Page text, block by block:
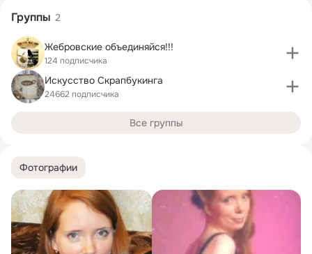
Фотографии
Группы 2
Жебровские объединяйся!!!
124 подписчика
Искусство Скрапбукинга
24662 подписчика
Все группы